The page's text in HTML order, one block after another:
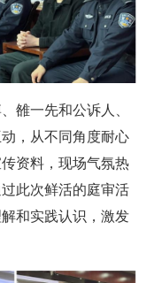
雒一先和公诉人、
，从不同角度耐心
资料，现场气氛热
此次鲜活的庭审活
和实践认识，激发